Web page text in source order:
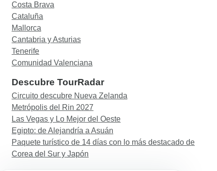
Costa Brava
Cataluña
Mallorca
Cantabria y Asturias
Tenerife
Comunidad Valenciana
Descubre TourRadar
Circuito descubre Nueva Zelanda
Metrópolis del Rin 2027
Las Vegas y Lo Mejor del Oeste
Egipto: de Alejandría a Asuán
Paquete turístico de 14 días con lo más destacado de
Corea del Sur y Japón